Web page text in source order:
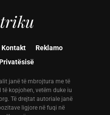
Kontakt
Reklamo
janë të mbrojtura me të
kopjohen, vetëm duke iu
Të drejtat autoriale janë
ligjore në fuqi në